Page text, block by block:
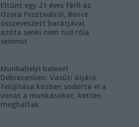
Eltűnt egy 21 éves férfi az
Ozora Fesztiválról, Bence
összeveszett barátjával,
azóta senki nem tud róla
semmit
Munkahelyi baleset
Debrecenben: Vasúti átjáró
felújítása közben sodorta el a
vonat a munkásokat, ketten
meghaltak